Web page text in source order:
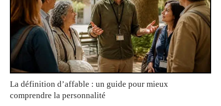
La définition d’affable : un guide pour mieux
comprendre la personnalité